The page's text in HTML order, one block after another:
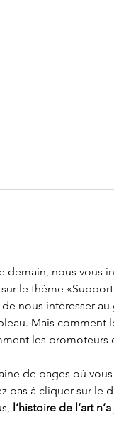
demain, nous vous
le thème
nous intéresser au
Mais comment
les promoteurs
de pages où
pas à cliquer sur le
l’histoire de l’art